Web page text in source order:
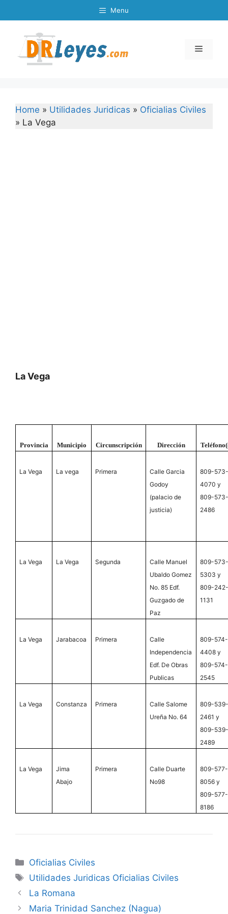
to
Menu
Menu
Home » Utilidades Juridicas » Oficialias Civiles
» La Vega
La Vega
Provincia Municipio Circunscripción Dirección
La Vega La vega Primera
Calle Garcia
Godoy
(palacio de
justicia)
809-
4070 y
809-
2486
La Vega La Vega Segunda
Calle Manuel
Ubaldo Gomez
No. 85 Edf.
Guzgado de
Paz
809-
5303 y
809-
1131
La Vega Jarabacoa Primera
Calle
Independencia
Edf. De Obras
Publicas
809-574-
4408 y
809-574-
2545
La Vega Constanza Primera
Calle Salome
Ureña No. 64
809-
2461 y
809-
2489
La Vega
Jima
Abajo
Primera
Calle Duarte
No98
809-577-
8056 y
809-577-
8186
Categories
Oficialias Civiles
Tags
Utilidades Juridicas Oficialias Civiles
La Romana
Maria Trinidad Sanchez (Nagua)